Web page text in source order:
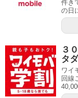
件き
の日
３
タ
ワイ
回線